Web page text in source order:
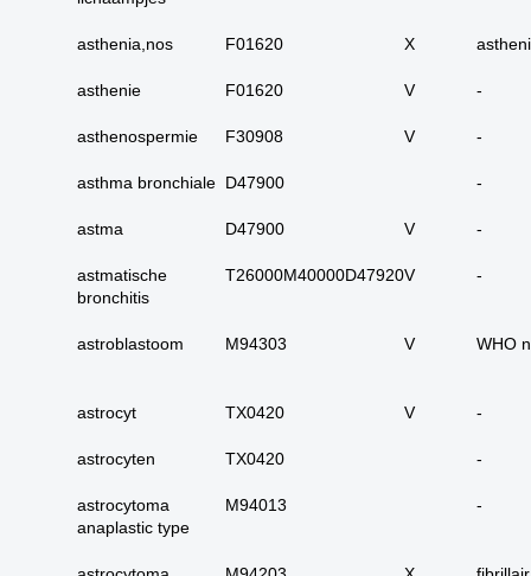
09. alle dubieus
12. alle epitheliale
13. alle tumoren
huidadnex-tumoren
asthenia,nos F01620 X
asthenie F01620 V -
asthenospermie F30908 V -
asthma bronchiale D47900 -
astma D47900 V -
astmatische
bronchitis
T26000M40000D47920V -
astroblastoom M94303 V WHO
astrocyt TX0420 V -
astrocyten TX0420 -
astrocytoma
anaplastic type
M94013 -